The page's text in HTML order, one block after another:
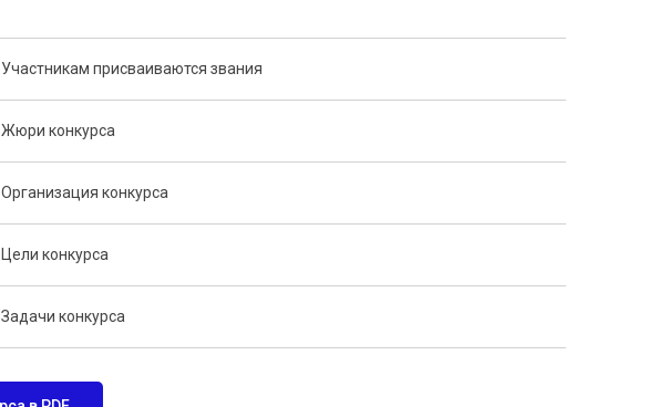
Участникам присваиваются звания
Жюри конкурса
Организация конкурса
Цели конкурса
Задачи конкурса